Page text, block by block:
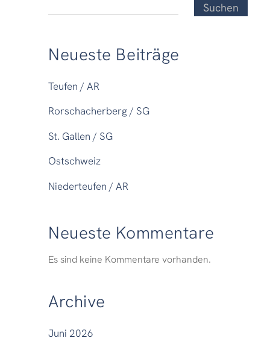
Suchen
Neueste Beiträge
Teufen / AR
Rorschacherberg / SG
St. Gallen / SG
Ostschweiz
Niederteufen / AR
Neueste Kommentare
Es sind keine Kommentare vorhanden.
Archive
Juni 2026